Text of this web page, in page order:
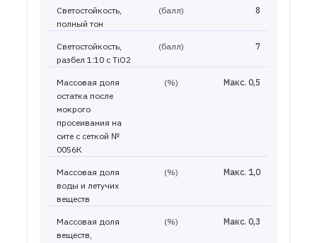
Светостойкость,
полный тон
(балл) 8
Светостойкость,
разбел 1:10 с TiO2
(балл) 7
Массовая доля
остатка после
мокрого
просеивания на
сите с сеткой №
0056К
(%) Макс. 0,5
Массовая доля
воды и летучих
веществ
(%) Макс. 1,0
Массовая доля
веществ,
(%) Макс. 0,3